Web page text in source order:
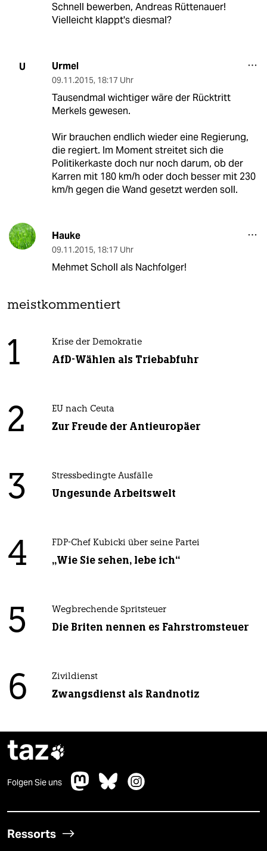
Schnell bewerben, Andreas Rüttenauer!
Vielleicht klappt's diesmal?
U Urmel
09.11.2015, 18:17 Uhr
Tausendmal wichtiger wäre der Rücktritt
Merkels gewesen.
Wir brauchen endlich wieder eine Regierung,
die regiert. Im Moment streitet sich die
Politikerkaste doch nur noch darum, ob der
Karren mit 180 km/h oder doch besser mit 230
km/h gegen die Wand gesetzt werden soll.
Hauke
09.11.2015, 18:17 Uhr
Mehmet Scholl als Nachfolger!
meistkommentiert
1 Krise der Demokratie
AfD-Wählen als Triebabfuhr
2 EU nach Ceuta
Zur Freude der Antieuropäer
3 Stressbedingte Ausfälle
Ungesunde Arbeitswelt
4 FDP-Chef Kubicki über seine Partei
„Wie Sie sehen, lebe ich“
5 Wegbrechende Spritsteuer
Die Briten nennen es Fahrstromsteuer
6 Zivildienst
Zwangsdienst als Randnotiz
taz
Folgen Sie uns
Ressorts